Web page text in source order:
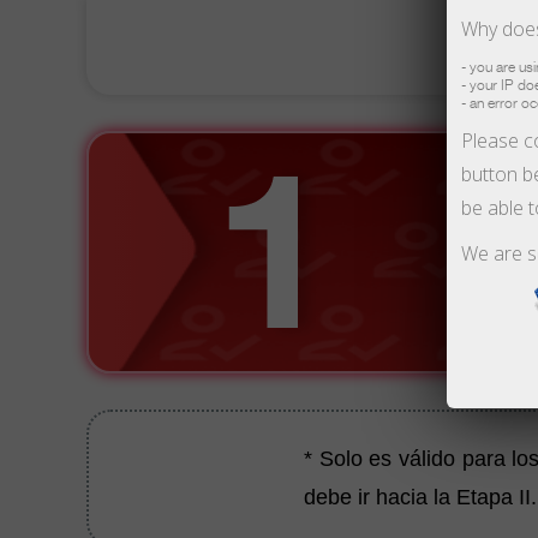
* Solo es válido para
debe ir hacia la Etapa II.
Why
- you are
- your IP
- an error
Please
button
be able
We are